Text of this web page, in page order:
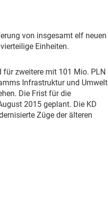
von insgesamt elf neuen
Einheiten.
für zweitere mit 101 Mio. PLN
Infrastruktur und Umwelt
Die Frist für die
2015 geplant. Die KD
Züge der älteren